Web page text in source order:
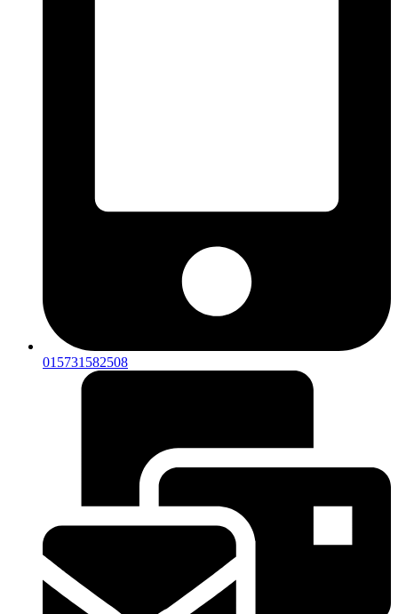
015731582508